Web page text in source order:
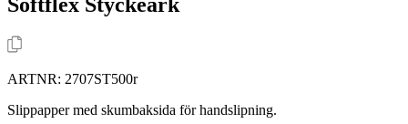
ARTNR: 2707ST500r
Slippapper med skumbaksida för handslipning.